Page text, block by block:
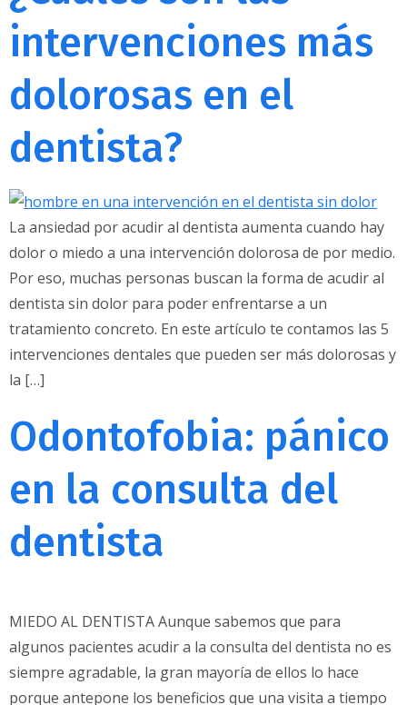
intervenciones más
dolorosas en el
dentista?
La ansiedad por acudir al dentista aumenta cuando hay
dolor o miedo a una intervención dolorosa de por medio.
Por eso, muchas personas buscan la forma de acudir al
dentista sin dolor para poder enfrentarse a un
tratamiento concreto. En este artículo te contamos las 5
intervenciones dentales que pueden ser más dolorosas y
la […]
Odontofobia: pánico
en la consulta del
dentista
MIEDO AL DENTISTA Aunque sabemos que para
algunos pacientes acudir a la consulta del dentista no es
siempre agradable, la gran mayoría de ellos lo hace
porque antepone los beneficios que una visita a tiempo